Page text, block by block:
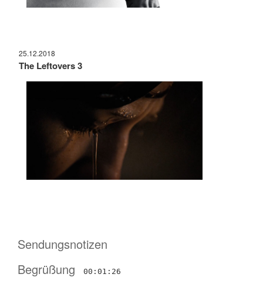
25.12.2018
The Leftovers 3
Sendungsnotizen
Begrüßung
00:01:26